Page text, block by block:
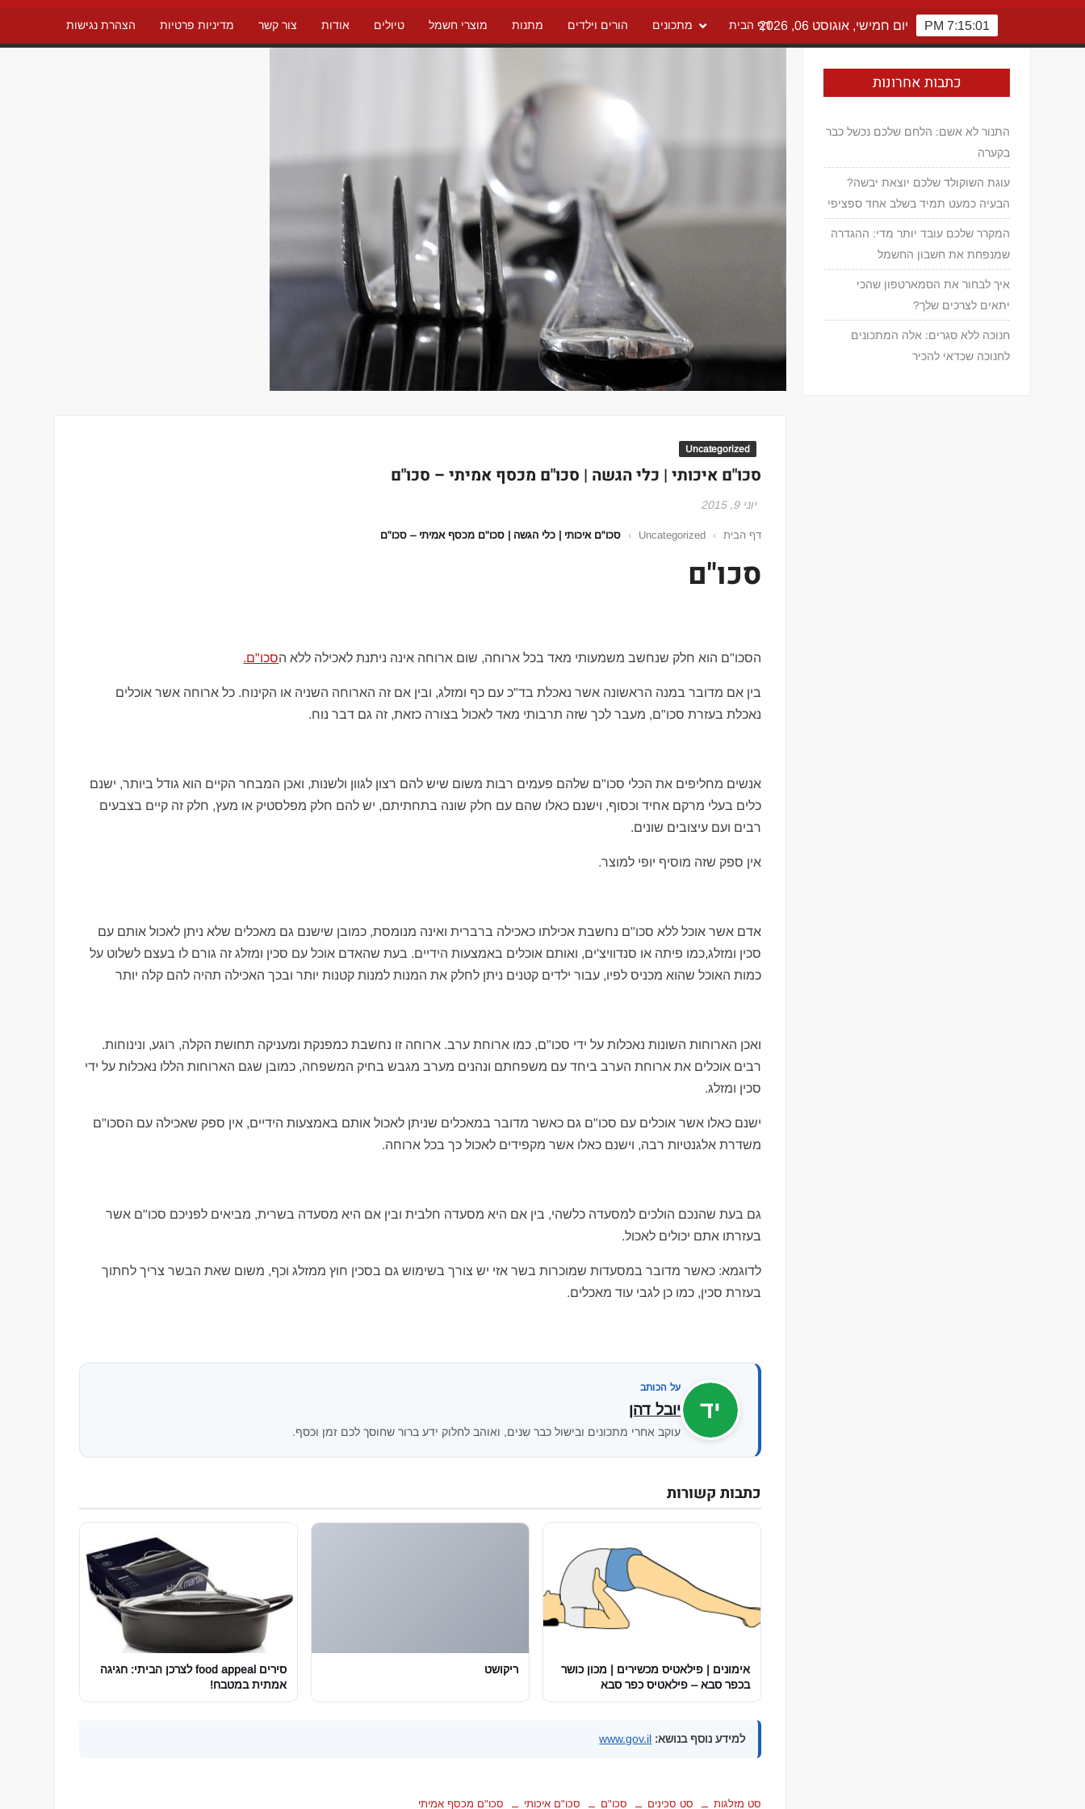
דף הבית מתכונים הורים וילדים מתנות מוצרי חשמל טיולים אודות צור קשר מדיניות פרטיות הצהרת נגישות 7:15:02 PM יום חמישי, אוגוסט 06, 2026
Uncategorized
סכו"ם איכותי | כלי הגשה | סכו"ם מכסף אמיתי – סכו"ם
יוני 9, 2015
דף הבית ›
Uncategorized
› סכו"ם איכותי | כלי הגשה | סכו"ם מכסף אמיתי – סכו"ם
סכו"ם
הסכו"ם הוא חלק שנחשב משמעותי מאד בכל ארוחה, שום ארוחה אינה ניתנת לאכילה ללא הסכו"ם.
בין אם מדובר במנה הראשונה אשר נאכלת בד"כ עם כף ומזלג, ובין אם זה הארוחה השניה או הקינוח. כל ארוחה אשר אוכלים
נאכלת בעזרת סכו"ם, מעבר לכך שזה תרבותי מאד לאכול בצורה כזאת, זה גם דבר נוח.
אנשים מחליפים את הכלי סכו"ם שלהם פעמים רבות משום שיש להם רצון לגוון ולשנות, ואכן המבחר הקיים הוא גודל ביותר, ישנם
כלים בעלי מרקם אחיד וכסוף, וישנם כאלו שהם עם חלק שונה בתחתיתם, יש להם חלק מפלסטיק או מעץ, חלק זה קיים בצבעים
רבים ועם עיצובים שונים.
אין ספק שזה מוסיף יופי למוצר.
אדם אשר אוכל ללא סכו"ם נחשבת אכילתו כאכילה ברברית ואינה מנומסת, כמובן שישנם גם מאכלים שלא ניתן לאכול אותם עם
סכין ומזלג,כמו פיתה או סנדוויצ'ים, ואותם אוכלים באמצעות הידיים. בעת שהאדם אוכל עם סכין ומזלג זה גורם לו בעצם לשלוט על
כמות האוכל שהוא מכניס לפיו, עבור ילדים קטנים ניתן לחלק את המנות למנות קטנות יותר ובכך האכילה תהיה להם קלה יותר
ואכן הארוחות השונות נאכלות על ידי סכו"ם, כמו ארוחת ערב. ארוחה זו נחשבת כמפנקת ומעניקה תחושת הקלה, רוגע, ונינוחות.
רבים אוכלים את ארוחת הערב ביחד עם משפחתם ונהנים מערב מגבש בחיק המשפחה, כמובן שגם הארוחות הללו נאכלות על ידי
סכין ומזלג.
ישנם כאלו אשר אוכלים עם סכו"ם גם כאשר מדובר במאכלים שניתן לאכול אותם באמצעות הידיים, אין ספק שאכילה עם הסכו"ם
משדרת אלגנטיות רבה, וישנם כאלו אשר מקפידים לאכול כך בכל ארוחה.
גם בעת שהנכם הולכים למסעדה כלשהי, בין אם היא מסעדה חלבית ובין אם היא מסעדה בשרית, מביאים לפניכם סכו"ם אשר
בעזרתו אתם יכולים לאכול.
לדוגמא: כאשר מדובר במסעדות שמוכרות בשר אזי יש צורך בשימוש גם בסכין חוץ ממזלג וכף, משום שאת הבשר צריך לחתוך
בעזרת סכין, כמו כן לגבי עוד מאכלים.
יד
על הכותב
יובל דהן
עוקב אחרי מתכונים ובישול כבר שנים, ואוהב לחלוק ידע ברור שחוסך לכם זמן וכסף.
כתבות קשורות
אימונים | פילאטיס מכשירים | מכון כושר
בכפר סבא – פילאטיס כפר סבא
ריקושט
סירים food appeal לצרכן הביתי: חגיגה
אמתית במטבח!
למידע נוסף בנושא: www.gov.il
סט מזלגות סט סכינים סכו"ם סכו"ם איכותי סכו"ם מכסף אמיתי
כתבות אחרונות
התנור לא אשם: הלחם שלכם נכשל כבר
בקערה
עוגת השוקולד שלכם יוצאת יבשה?
הבעיה כמעט תמיד בשלב אחד ספציפי
המקרר שלכם עובד יותר מדי: ההגדרה
שמנפחת את חשבון החשמל
איך לבחור את הסמארטפון שהכי
יתאים לצרכים שלך?
חנוכה ללא סגרים: אלה המתכונים
לחנוכה שכדאי להכיר